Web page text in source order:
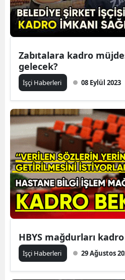
Zabıtalara kadro
gelecek?
İşçi Haberleri 08 Eylül 2023
HBYS mağdurları
İşçi Haberleri 29 Ağustos